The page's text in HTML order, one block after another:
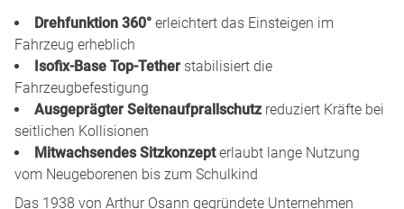
Drehfunktion 360° erleichtert das Einsteigen im
Fahrzeug erheblich
Isofix-Base Top-Tether stabilisiert die
Fahrzeugbefestigung
Ausgeprägter Seitenaufprallschutzreduziert Kräfte bei
seitlichen Kollisionen
Mitwachsendes Sitzkonzepterlaubt lange Nutzung
vom Neugeborenen bis zum Schulkind
Das 1938 von Arthur Osann gegründete Unternehmen